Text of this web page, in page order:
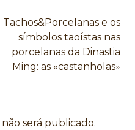
Tachos&Porcelanas e os
símbolos taoístas nas
porcelanas da Dinastia
Ming: as «castanholas»
será publicado.